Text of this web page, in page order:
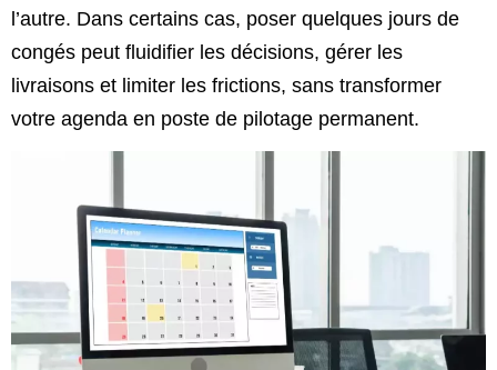
l’autre. Dans certains cas, poser quelques jours de
congés peut fluidifier les décisions, gérer les
livraisons et limiter les frictions, sans transformer
votre agenda en poste de pilotage permanent.